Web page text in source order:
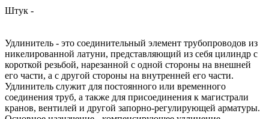
Штук -
Удлинитель - это соединительный элемент трубопроводов из
никелированной латуни, представляющий из себя цилиндр с
короткой резьбой, нарезанной с одной стороны на внешней
его части, а с другой стороны на внутренней его части.
Удлинитель служит для постоянного или временного
соединения труб, а также для присоединения к магистрали
кранов, вентилей и другой запорно-регулирующей арматуры.